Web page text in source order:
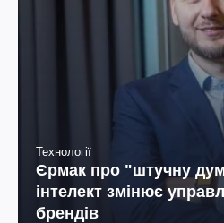
Технології
Єрмак про "штучну
інтелект змінює
брендів